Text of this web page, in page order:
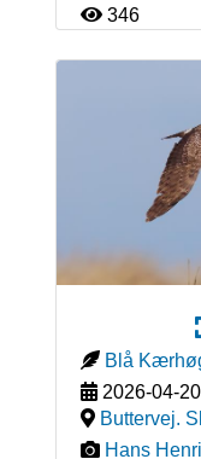
346
Blå
2026-04-20
Buttervej.
Hans